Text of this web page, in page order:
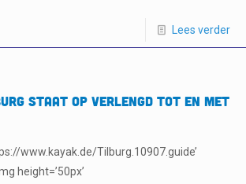
Lees verder
staat op verlengd tot en met
www.kayak.de/Tilburg.10907.guide’
height=’50px’